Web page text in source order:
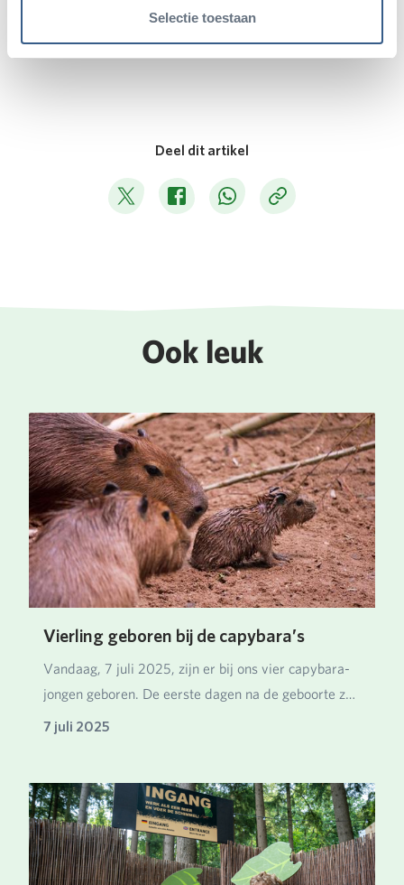
Selectie toestaan
Deel dit artikel
Deel op TwitterDeel op Facebook
Deel op WhatsApp
Kopieer link
Ook leuk
Vierling geboren bij de capybara’s
Vandaag, 7 juli 2025, zijn er bij ons vier capybara-
jongen geboren. De eerste dagen na de geboorte z…
7 juli 2025